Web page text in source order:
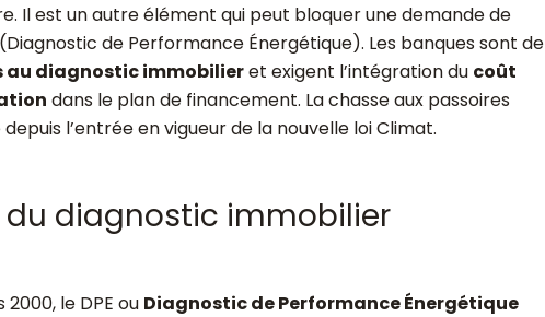
Il est un autre élément qui peut bloquer une demande de
(Diagnostic de Performance Énergétique). Les banques sont de
diagnostic immobilieret exigent l’intégration du coût
dans le plan de financement. La chasse aux passoires
l’entrée en vigueur de la nouvelle loi Climat.
du diagnostic immobilier
le DPE ou Diagnostic de Performance Énergétique